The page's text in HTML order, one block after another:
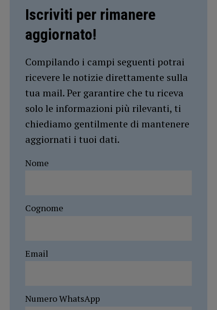
Iscriviti per rimanere
aggiornato!
Compilando i campi seguenti potrai
ricevere le notizie direttamente sulla
tua mail. Per garantire che tu riceva
solo le informazioni più rilevanti, ti
chiediamo gentilmente di mantenere
aggiornati i tuoi dati.
Nome
Cognome
Email
Numero WhatsApp